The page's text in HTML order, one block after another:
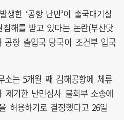
생한 ‘공항 난민’이 출국대기실
해를 받고 있다는 논란(부산닷
항 출입국 당국이 조건부 입국
소는 5개월 째 김해공항에 체류
기한 난민심사 불회부 소송에
허용하기로 결정했다고 26일